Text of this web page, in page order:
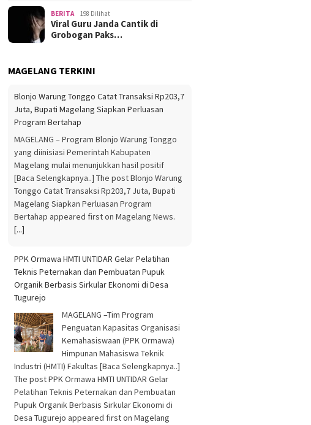
BERITA 198 Dilihat
Viral Guru Janda Cantik di
Grobogan Paks…
MAGELANG TERKINI
PPK Ormawa HMTI UNTIDAR Gelar Pelatihan
Teknis Peternakan dan Pembuatan Pupuk
Organik Berbasis Sirkular Ekonomi di Desa
Tugurejo
MAGELANG –Tim Program
Penguatan Kapasitas Organisasi
Kemahasiswaan (PPK Ormawa)
Himpunan Mahasiswa Teknik
Industri (HMTI) Fakultas [Baca Selengkapnya..]
The post PPK Ormawa HMTI UNTIDAR Gelar
Pelatihan Teknis Peternakan dan Pembuatan
Desa Tugurejo appeared first on Magelang
News. [...]
Wakapolda Jateng Cek Kesiapan Polresta
Magelang Hadapi Karhutla, Pastikan Personel
dan Peralatan Siap Siaga
MAGELANG – Wakil Kepala
Kepolisian Daerah (Wakapolda)
Jawa Tengah, Brigjen Pol. Dr. Latif
Usman, S.I.K., [Baca
Selengkapnya..] The post Wakapolda Jateng
Cek Kesiapan Polresta Magelang Hadapi
Karhutla, Pastikan Personel dan Peralatan Siap